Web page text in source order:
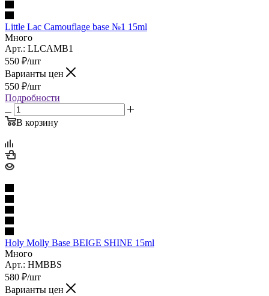
Little Lac Camouflage base №1 15ml
Много
Арт.: LLCAMB1
550 ₽/шт
Варианты цен
550 ₽/шт
Подробности
В корзину
Holy Molly Base BEIGE SHINE 15ml
Много
Арт.: HMBBS
580 ₽/шт
Варианты цен